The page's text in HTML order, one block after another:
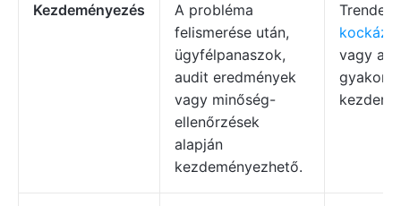
Kezdeményezés
A probléma
felismerése után,
ügyfélpanaszok,
audit eredmények
vagy minőség-
ellenőrzések
alapján
kezdeményezhető.
vagy az